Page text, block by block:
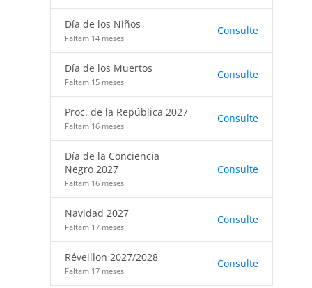
Día de los Niños
Faltam 14 meses
Consulte
Día de los Muertos
Faltam 15 meses
Consulte
Proc. de la República 2027
Faltam 16 meses
Consulte
Día de la Conciencia
Negro 2027
Faltam 16 meses
Consulte
Navidad 2027
Faltam 17 meses
Consulte
Réveillon 2027/2028
Faltam 17 meses
Consulte